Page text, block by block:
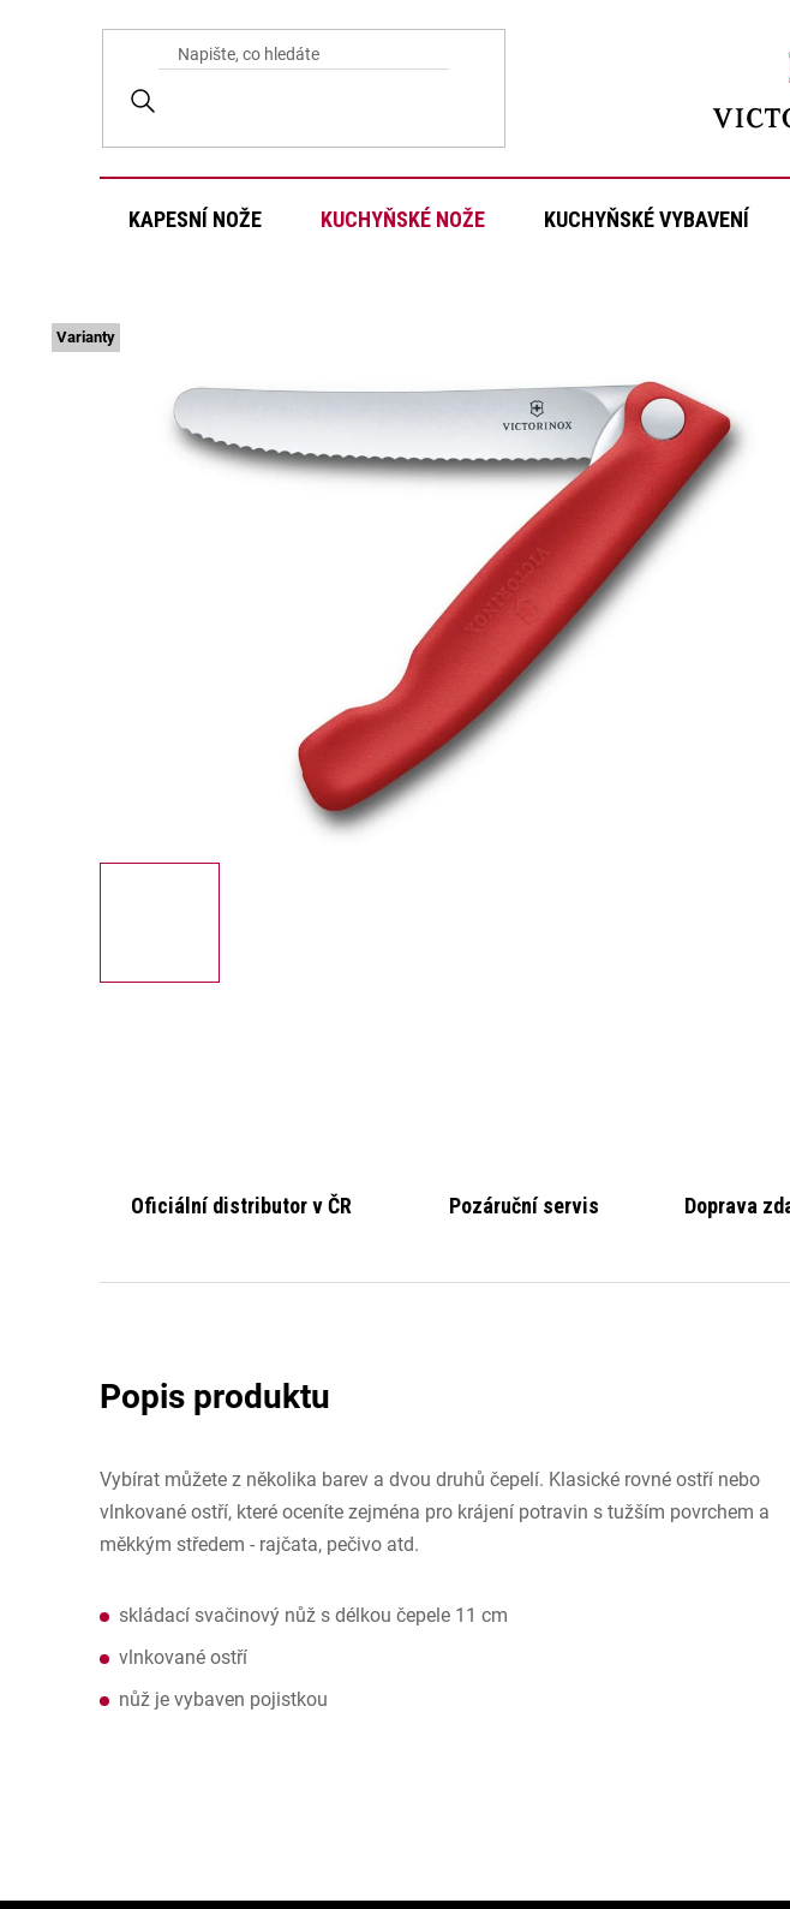
KAPESNÍ NOŽE KUCHYŇSKÉ NOŽE KUCHYŇSKÉ VYBAVENÍ
Varianty
Oficiální distributor v ČR Pozáruční servis Doprava
Vybírat můžete z několika barev a dvou druhů čepelí. Klasické rovné ostří nebo
vlnkované ostří, které oceníte zejména pro krájení potravin s tužším povrchem a
měkkým středem - rajčata, pečivo atd.
skládací svačinový nůž s délkou čepele 11 cm
vlnkované ostří
nůž je vybaven pojistkou